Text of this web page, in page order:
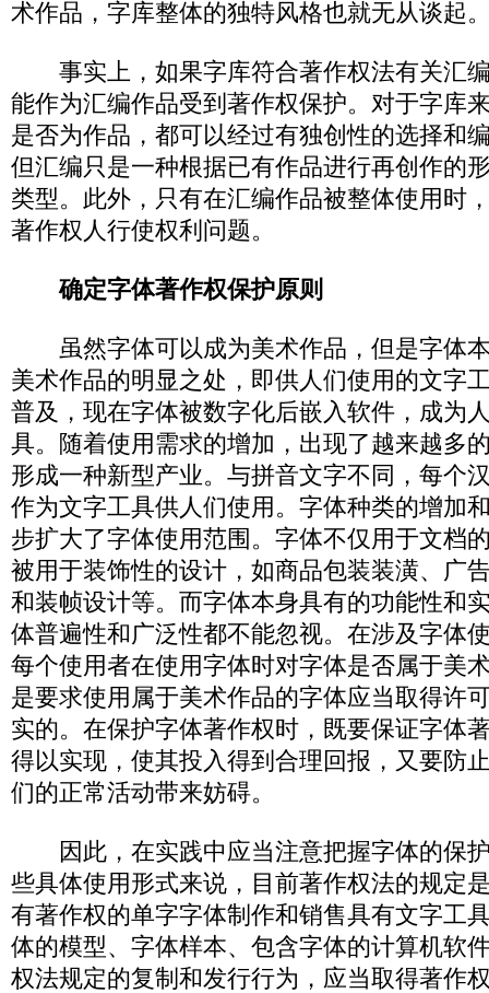
术作品，字库整体的独特风格也就无从谈起
事实上，如果字库符合著作权法有关汇
能作为汇编作品受到著作权保护。对于字库
是否为作品，都可以经过有独创性的选择和
但汇编只是一种根据已有作品进行再创作的
类型。此外，只有在汇编作品被整体使用时
著作权人行使权利问题。
确定字体著作权保护原则
虽然字体可以成为美术作品，但是字体
美术作品的明显之处，即供人们使用的文字
普及，现在字体被数字化后嵌入软件，成为
具。随着使用需求的增加，出现了越来越多
形成一种新型产业。与拼音文字不同，每个
作为文字工具供人们使用。字体种类的增加
步扩大了字体使用范围。字体不仅用于文档
被用于装饰性的设计，如商品包装装潢、广
和装帧设计等。而字体本身具有的功能性和
体普遍性和广泛性都不能忽视。在涉及字体
每个使用者在使用字体时对字体是否属于美
是要求使用属于美术作品的字体应当取得许
实的。在保护字体著作权时，既要保证字体
得以实现，使其投入得到合理回报，又要防
们的正常活动带来妨碍。
因此，在实践中应当注意把握字体的保
些具体使用形式来说，目前著作权法的规定
有著作权的单字字体制作和销售具有文字工
体的模型、字体样本、包含字体的计算机软
权法规定的复制和发行行为，应当取得著作